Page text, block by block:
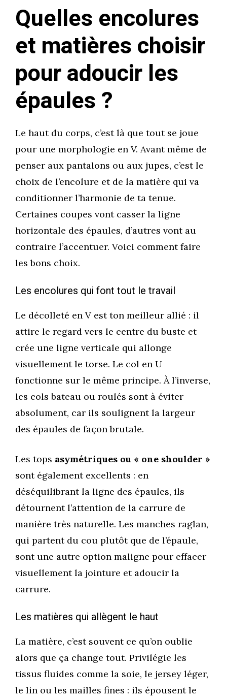
Quelles encolures
et matières choisir
pour adoucir les
épaules ?
Le haut du corps, c’est là que tout se joue
pour une morphologie en V. Avant même de
penser aux pantalons ou aux jupes, c’est le
choix de l’encolure et de la matière qui va
conditionner l’harmonie de ta tenue.
Certaines coupes vont casser la ligne
horizontale des épaules, d’autres vont au
contraire l’accentuer. Voici comment faire
les bons choix.
Les encolures qui font tout le travail
Le décolleté en V est ton meilleur allié : il
attire le regard vers le centre du buste et
crée une ligne verticale qui allonge
visuellement le torse. Le col en U
fonctionne sur le même principe. À l’inverse,
les cols bateau ou roulés sont à éviter
absolument, car ils soulignent la largeur
des épaules de façon brutale.
Les tops asymétriques ou « one shoulder »
sont également excellents : en
déséquilibrant la ligne des épaules, ils
détournent l’attention de la carrure de
manière très naturelle. Les manches raglan,
qui partent du cou plutôt que de l’épaule,
sont une autre option maligne pour effacer
visuellement la jointure et adoucir la
carrure.
Les matières qui allègent le haut
La matière, c’est souvent ce qu’on oublie
alors que ça change tout. Privilégie les
tissus fluides comme la soie, le jersey léger,
le lin ou les mailles fines : ils épousent le